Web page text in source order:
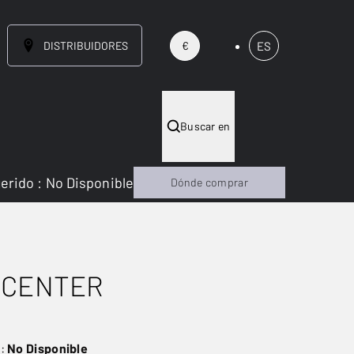
DISTRIBUIDORES € ES
Buscar en
No Disponible
: No Disponible Dónde comprar